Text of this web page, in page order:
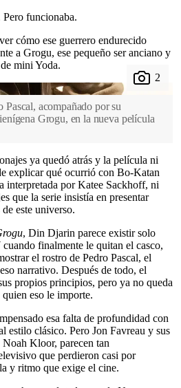
funcionaba.
cómo ese guerrero endurecido
a Grogu, ese pequeño ser anciano y
mini Yoda.
acompañado por su
Grogu, en la nueva película
ya quedó atrás y la película ni
explicar qué ocurrió con Bo-Katan
interpretada por Katee Sackhoff, ni
que la serie insistía en presentar
este universo.
, Din Djarin parece existir solo
finalmente le quitan el casco,
el rostro de Pedro Pascal, el
narrativo. Después de todo, el
propios principios, pero ya no queda
eso le importe.
esa falta de profundidad con
estilo clásico. Pero Jon Favreau y sus
Kloor, parecen tan
que perdieron casi por
y ritmo que exige el cine.